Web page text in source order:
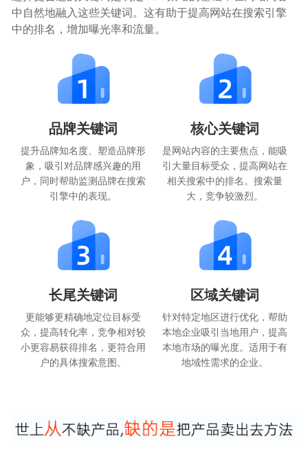
中自然地融入这些关键词。这有助于提高网站在搜索引擎
中的排名，增加曝光率和流量。
品牌关键词
提升品牌知名度、塑造品牌形
象，吸引对品牌感兴趣的用
户，同时帮助监测品牌在搜索
引擎中的表现。
核心关键词
是网站内容的主要焦点，能吸
引大量目标受众，提高网站在
相关搜索中的排名。搜索量
大，竞争较激烈。
长尾关键词
更能够更精确地定位目标受
众，提高转化率，竞争相对较
小更容易获得排名，更符合用
户的具体搜索意图。
区域关键词
针对特定地区进行优化，帮助
本地企业吸引当地用户，提高
本地市场的曝光度。适用于有
地域性需求的企业。